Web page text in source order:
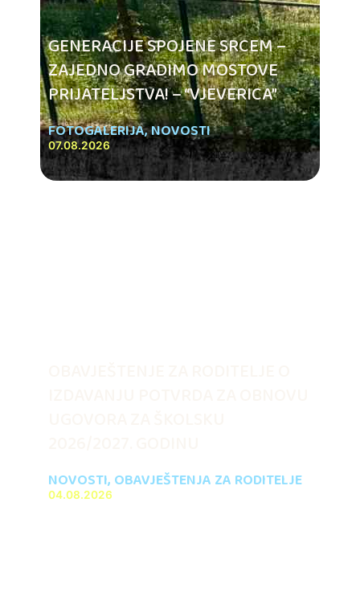
GENERACIJE SPOJENE SRCEM –
ZAJEDNO GRADIMO MOSTOVE
PRIJATELJSTVA! – “VJEVERICA”
FOTOGALERIJA,NOVOSTI
07.08.2026
NOVOSTI, OBAVJEŠTENJA ZA RODITELJE
04.08.2026